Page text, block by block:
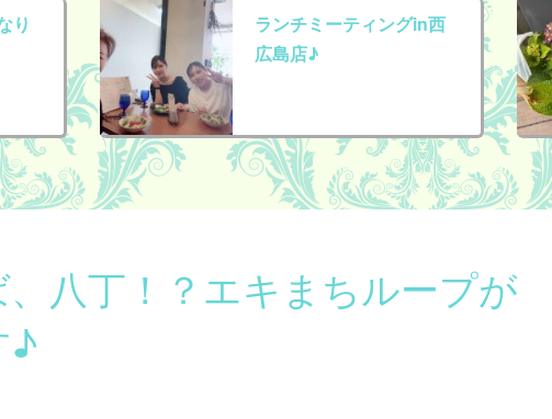
り
ランチミーティングin西
広島店♪
八丁！？エキまちループが
♪